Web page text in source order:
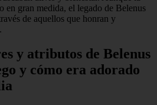
en gran medida, el legado de Belenus
de aquellos que honran y
y atributos de Belenus
y cómo era adorado